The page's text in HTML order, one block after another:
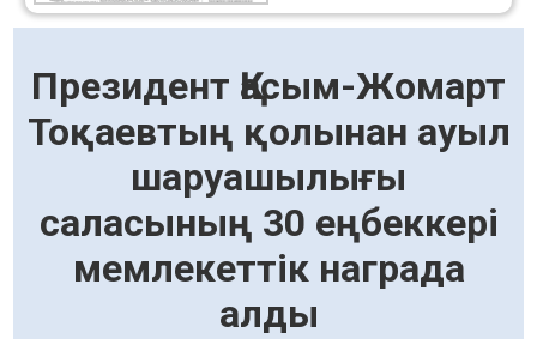
Президент Қасым-Жомарт
Тоқаевтың қолынан ауыл
шаруашылығы
саласының 30 еңбеккері
мемлекеттік награда
алды